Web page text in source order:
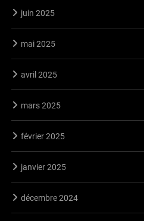
juin 2025
mai 2025
avril 2025
mars 2025
février 2025
janvier 2025
décembre 2024